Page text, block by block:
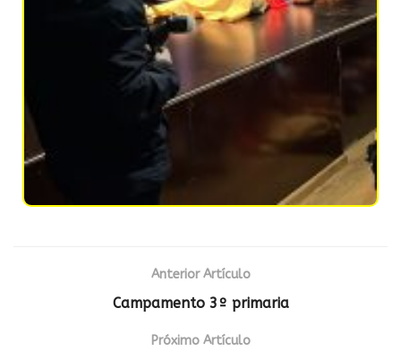
Anterior Artículo
Campamento 3º primaria
Próximo Artículo